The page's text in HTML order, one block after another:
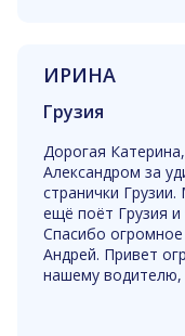
процветания вам!
источником
Ждём Чарующую
ИРИНА
Грузия
Дорогая
Александром за
странички
ещё поёт Грузия
Спасибо
Андрей. Привет
нашему